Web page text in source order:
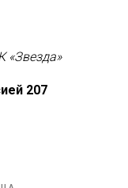
«Звезда»
207